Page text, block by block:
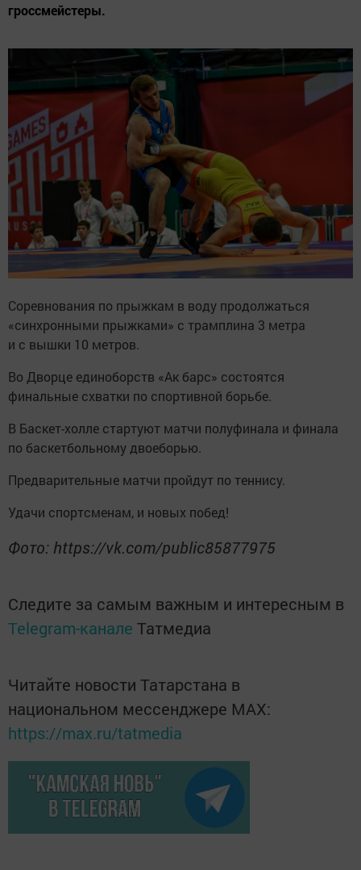
гроссмейстеры.
Соревнования по прыжкам в воду продолжаться
«синхронными прыжками» с трамплина 3 метра
и с вышки 10 метров.
Во Дворце единоборств «Ак барс» состоятся
финальные схватки по спортивной борьбе.
В Баскет-холле стартуют матчи полуфинала и финала
по баскетбольному двоеборью.
Предварительные матчи пройдут по теннису.
Удачи спортсменам, и новых побед!
Фото: https://vk.com/public85877975
Следите за самым важным и интересным в
Telegram-канале Татмедиа
Читайте новости Татарстана в
национальном мессенджере MАХ:
https://max.ru/tatmedia